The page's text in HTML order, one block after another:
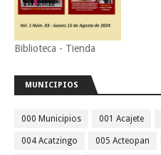
Biblioteca - Tienda
MUNICIPIOS
000 Municipios 001 Acajete
004 Acatzingo 005 Acteopan